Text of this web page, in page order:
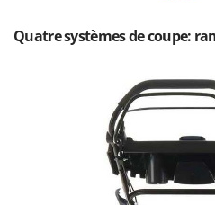
Paterlini
Prismafood
Quatre systèmes de coupe: